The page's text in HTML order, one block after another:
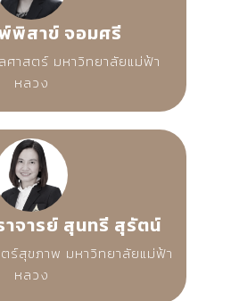
พิสาข์ จอมศรี
ศาสตร์ มหาวิทยาลัยแม่ฟ้า
หลวง
จารย์ สุนทรี สุรัตน์
ร์สุขภาพ มหาวิทยาลัยแม่ฟ้า
หลวง